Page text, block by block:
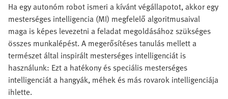
Ha egy autonóm robot ismeri a kívánt végállapotot, akkor egy
mesterséges intelligencia (MI) megfelelő algoritmusaival
maga is képes levezetni a feladat megoldásához szükséges
összes munkalépést. A megerősítéses tanulás mellett a
természet által inspirált mesterséges intelligenciát is
használunk: Ezt a hatékony és speciális mesterséges
intelligenciát a hangyák, méhek és más rovarok intelligenciája
ihlette.